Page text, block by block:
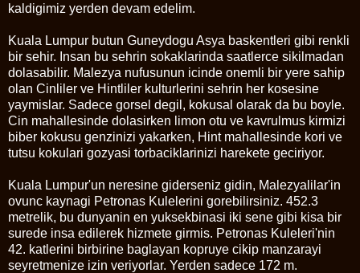
kaldigimiz yerden devam edelim.
Kuala Lumpur butun Guneydogu Asya baskentleri gibi renkli
bir sehir. Insan bu sehrin sokaklarinda saatlerce sikilmadan
dolasabilir. Malezya nufusunun icinde onemli bir yere sahip
olan Cinliler ve Hintliler kulturlerini sehrin her kosesine
yaymislar. Sadece gorsel degil, kokusal olarak da bu boyle.
Cin mahallesinde dolasirken limon otu ve kavrulmus kirmizi
biber kokusu genzinizi yakarken, Hint mahallesinde kori ve
tutsu kokulari gozyasi torbaciklarinizi harekete geciriyor.
Kuala Lumpur'un neresine giderseniz gidin, Malezyalilar'in
ovunc kaynagi Petronas Kulelerini gorebilirsiniz. 452.3
metrelik, bu dunyanin en yuksekbinasi iki sene gibi kisa bir
surede insa edilerek hizmete girmis. Petronas Kuleleri'nin
42. katlerini birbirine baglayan kopruye cikip manzarayi
seyretmenize izin veriyorlar. Yerden sadece 172 m.